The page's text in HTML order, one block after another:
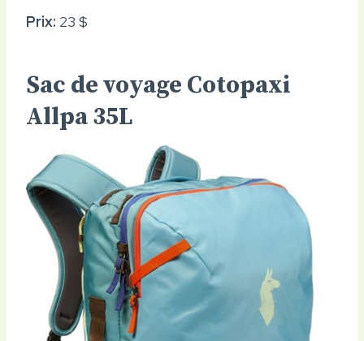
Prix: 23 $
Sac de voyage Cotopaxi
Allpa 35L